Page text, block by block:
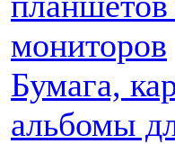
мониторов
Бумага,
альбомы